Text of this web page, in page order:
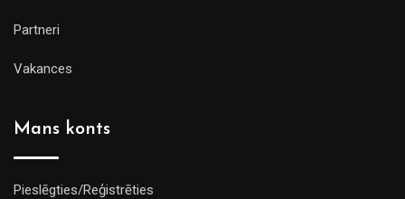
Partneri
Vakances
Mans konts
Pieslēgties/Reģistrēties